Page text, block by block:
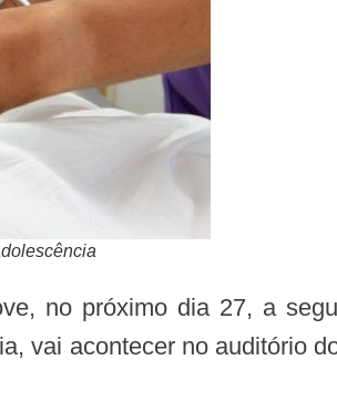
vai acontecer no auditório